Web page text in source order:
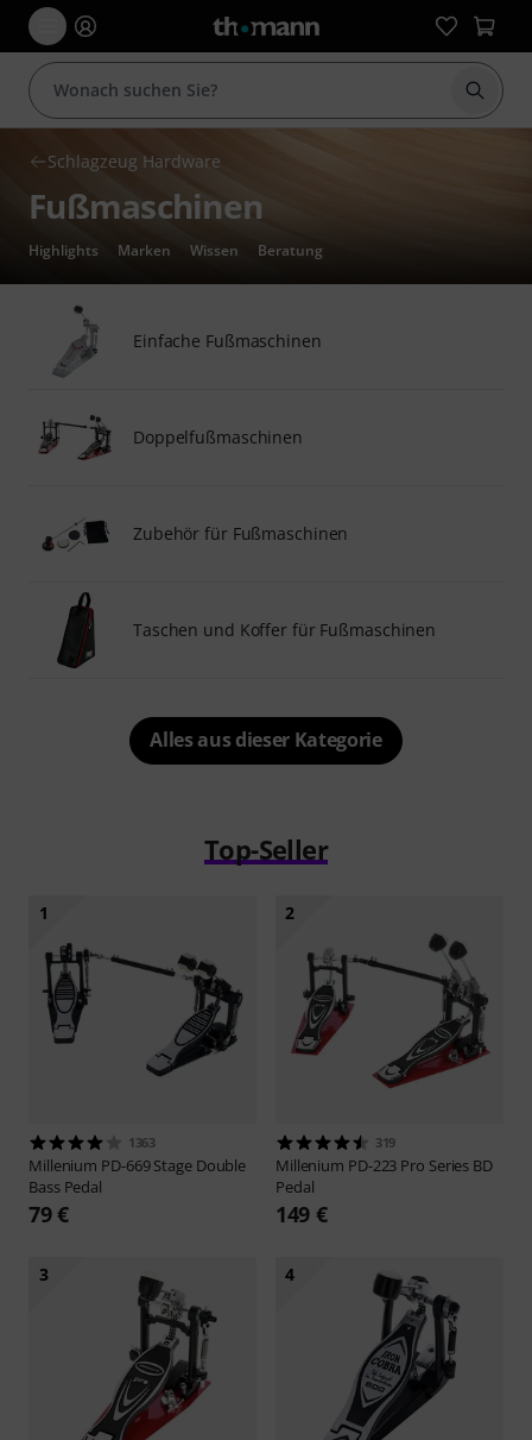
Suche
Schlagzeug Hardware
Fußmaschinen
Highlights Marken Wissen Beratung
Einfache Fußmaschinen
Doppelfußmaschinen
Zubehör für Fußmaschinen
Taschen und Koffer für Fußmaschinen
Alles aus dieser Kategorie
Top-Seller
1
1363
Millenium PD-669 Stage Double
Bass Pedal
79 €
2
319
Millenium PD-223 Pro Series BD
Pedal
149 €
3 4